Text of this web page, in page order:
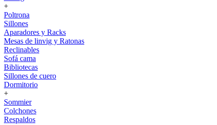
+
Poltrona
Sillones
Aparadores y Racks
Mesas de linvig y Ratonas
Reclinables
Sofá cama
Bibliotecas
Sillones de cuero
Dormitorio
+
Sommier
Colchones
Respaldos